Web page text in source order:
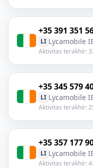
+35 391 351
LI Lycamobile
Aktivitas terakhir:
+35 345 579
LI Lycamobile
Aktivitas terakhir:
+35 357 177
LI Lycamobile
Aktivitas terakhir: